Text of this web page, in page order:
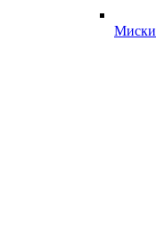
Миски